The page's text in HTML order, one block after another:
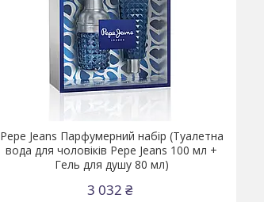
Pepe Jeans Парфумерний набір (Туалетна
вода для чоловіків Pepe Jeans 100 мл +
Гель для душу 80 мл)
3 032 ₴